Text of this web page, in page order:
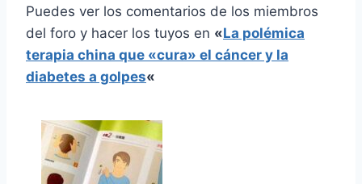
Puedes ver los comentarios de los miembros
del foro y hacer los tuyos en «La polémica
terapia china que «cura» el cáncer y la
diabetes a golpes«